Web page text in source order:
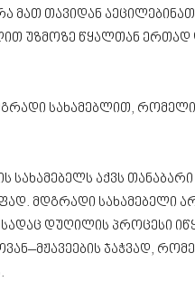
მათ თავიდან
უზმოზე წყალთან
სახამებლით,
სახამებელს აქვს
მდგრადი სახამებელი
დუღილის პროცესი
ჯაჭვად,